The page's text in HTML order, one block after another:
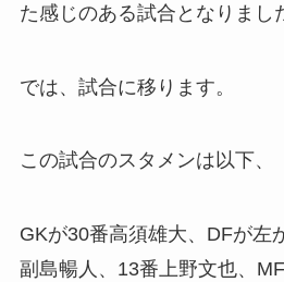
た感じのある試合となりまし
では、試合に移ります。
この試合のスタメンは以下、
GKが30番高須雄大、DFが左
副島暢人、13番上野文也、